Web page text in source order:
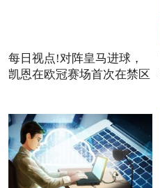
每日视点!对阵皇马进球，
凯恩在欧冠赛场首次在禁区